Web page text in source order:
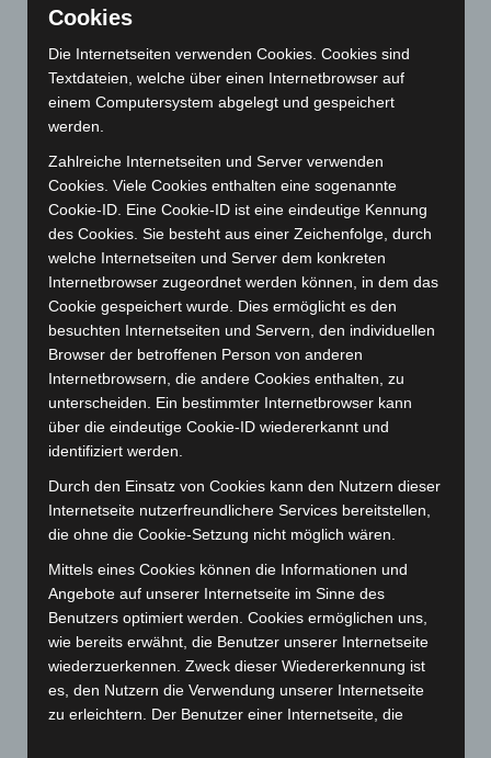
April 2024(102)
März 2024(103)
Februar 2024 (103)
Januar 2024
(111)
November 2023 (130)
Oktober 2023(114)
September 2023
(133)
August 2023(134)
Juli 2023 (118)
Juni 2023(142)
Mai 2023(139)
April 2023(155)
März 2023(174)
Februar 2023(154)
Januar 2023(140)
Dezember 2022(130)
November 2022(167)
Oktober 2022(166)
September 2022(205)
August 2022(166)
Juli 2022(133)
Cookies
Die Internetseiten verwenden Cookies. Cookies sind
Textdateien, welche über einen Internetbrowser auf
einem Computersystem abgelegt und gespeichert
werden.
Zahlreiche Internetseiten und Server verwenden
Cookies. Viele Cookies enthalten eine sogenannte
Cookie-ID. Eine Cookie-ID ist eine eindeutige Kennung
des Cookies. Sie besteht aus einer Zeichenfolge, durch
welche Internetseiten und Server dem konkreten
Internetbrowser zugeordnet werden können, in dem das
Cookie gespeichert wurde. Dies ermöglicht es den
besuchten Internetseiten und Servern, den individuellen
Browser der betroffenen Person von anderen
Internetbrowsern, die andere Cookies enthalten, zu
unterscheiden. Ein bestimmter Internetbrowser kann
über die eindeutige Cookie-ID wiedererkannt und
identifiziert werden.
Durch den Einsatz von Cookies kann den Nutzern dieser
Internetseite nutzerfreundlichere Services bereitstellen,
die ohne die Cookie-Setzung nicht möglich wären.
Mittels eines Cookies können die Informationen und
Angebote auf unserer Internetseite im Sinne des
Benutzers optimiert werden. Cookies ermöglichen uns,
wie bereits erwähnt, die Benutzer unserer Internetseite
wiederzuerkennen. Zweck dieser Wiedererkennung ist
es, den Nutzern die Verwendung unserer Internetseite
zu erleichtern. Der Benutzer einer Internetseite, die